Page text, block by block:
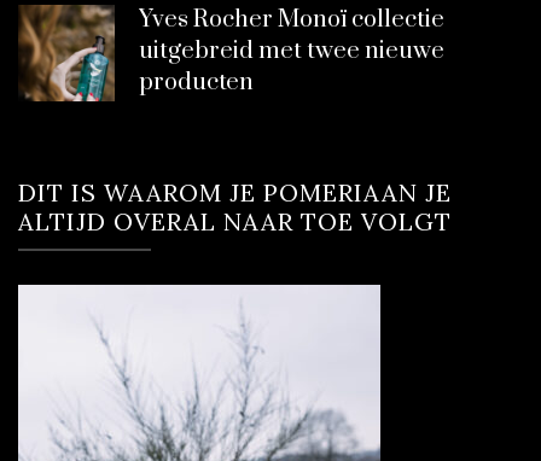
Yves Rocher Monoï collectie
uitgebreid met twee nieuwe
producten
DIT IS WAAROM JE POMERIAAN JE
ALTIJD OVERAL NAAR TOE VOLGT